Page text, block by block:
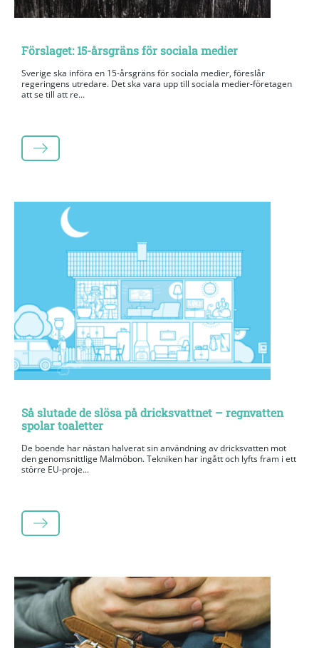
Förslaget: 15-årsgräns för sociala medier
Sverige ska införa en 15-årsgräns för sociala medier, föreslår
regeringens utredare. Det ska vara upp till sociala medier-företagen
att se till att re...
LÄS MER
Så slutade de slösa på dricksvattnet – regnvatten
spolar toaletter
De boende har nästan halverat sin användning av dricksvatten mot
den genomsnittlige Malmöbon. Tekniken har ingått och lyfts fram i ett
större EU-proje...
LÄS MER